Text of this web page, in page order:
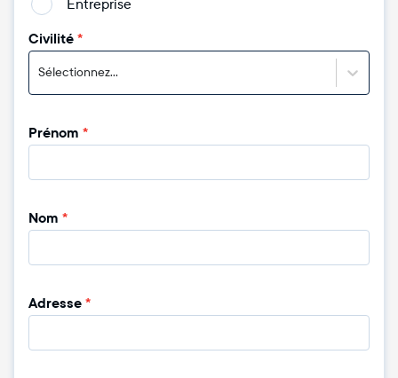
Entreprise
Civilité*
Sélectionnez...
Prénom *
Nom *
Adresse*